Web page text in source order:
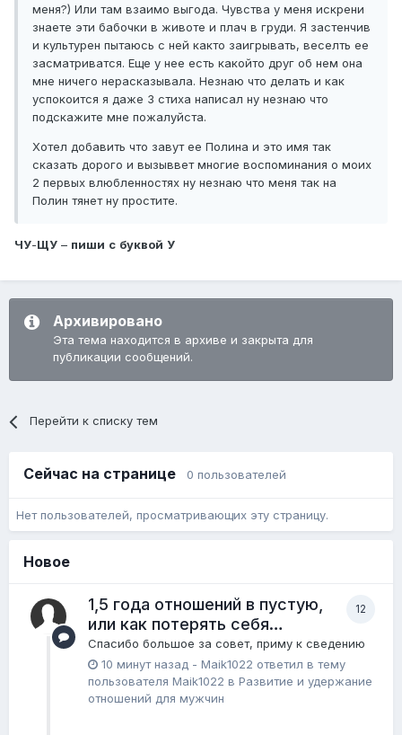
меня?) Или там взаимо выгода. Чувства у меня искрени
знаете эти бабочки в животе и плач в груди. Я застенчив
и культурен пытаюсь с ней както заигрывать, веселть ее
засматриватся. Еще у нее есть какойто друг об нем она
мне ничего нерасказывала. Незнаю что делать и как
успокоится я даже 3 стиха написал ну незнаю что
подскажите мне пожалуйста.
Хотел добавить что завут ее Полина и это имя так
сказать дорого и вызыввет многие воспоминания о моих
2 первых влюбленностях ну незнаю что меня так на
Полин тянет ну простите.
ЧУ-ЩУ – пиши с буквой У
Архивировано
Эта тема находится в архиве и закрыта для
публикации сообщений.
Перейти к списку тем
Сейчас на странице 0 пользователей
Нет пользователей, просматривающих эту страницу.
Новое
12
1,5 года отношений в пустую,
или как потерять себя…
Спасибо большое за совет, приму к сведению
10 минут назад - Maik1022 ответил в тему
пользователя Maik1022 в Pазвитие и удержание
отношений для мужчин